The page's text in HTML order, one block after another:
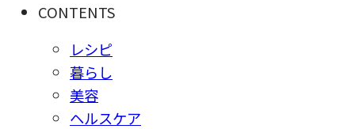
CONTENTS
レシピ
暮らし
美容
ヘルスケア